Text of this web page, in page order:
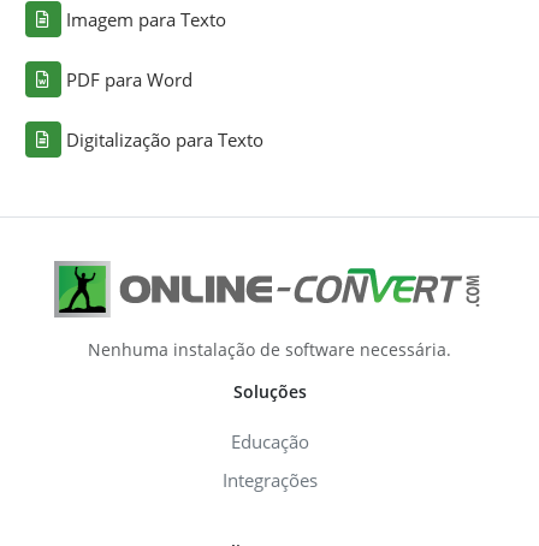
Imagem para Texto
PDF para Word
Digitalização para Texto
Nenhuma instalação de software necessária.
Soluções
Educação
Integrações